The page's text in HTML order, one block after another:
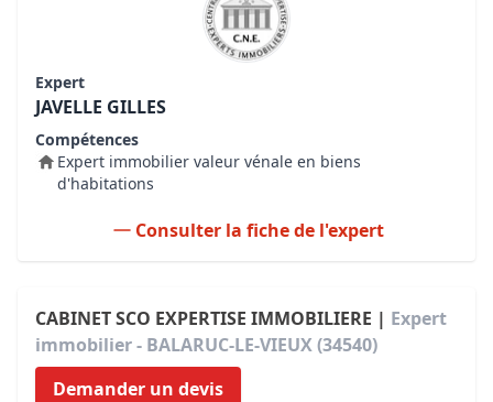
Expert
JAVELLE GILLES
Compétences
Expert immobilier valeur vénale en biens
d'habitations
Consulter la fiche de l'expert
CABINET SCO EXPERTISE IMMOBILIERE | Expert
immobilier - BALARUC-LE-VIEUX (34540)
Demander un devis